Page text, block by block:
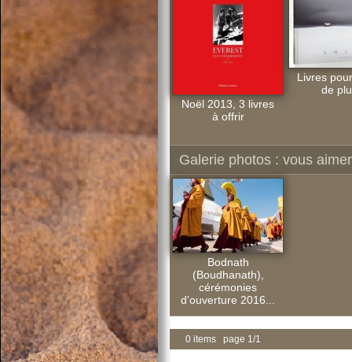
Noël 2013, 3 livres
à offrir
Livres
de
Galerie photos : vous
Bodnath
(Boudhanath),
cérémonies
d'ouverture 2016...
0 items page 1/1